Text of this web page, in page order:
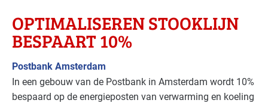
OPTIMALISEREN STOOKLIJN
BESPAART 10%
Postbank Amsterdam
In een gebouw van de Postbank in Amsterdam wordt 10%
bespaard op de energieposten van verwarming en koeling